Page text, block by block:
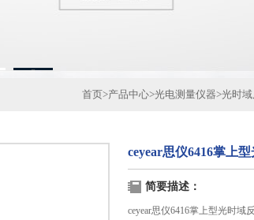
2
首页>产品中心>光电测量仪器>光时
ceyear思仪6416掌上
简要描述：
ceyear思仪6416掌上型光时